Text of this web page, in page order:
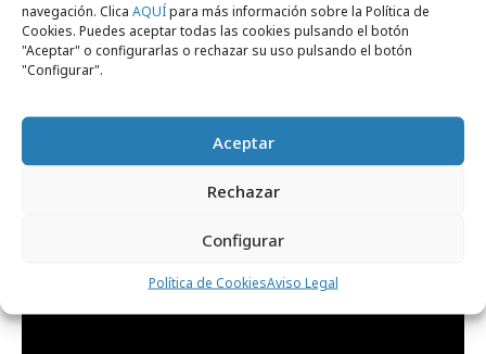
navegación. Clica AQUÍpara más información sobre la Política de
Cookies. Puedes aceptar todas las cookies pulsando el botón
"Aceptar" o configurarlas o rechazar su uso pulsando el botón
"Configurar".
Aceptar
Rechazar
Configurar
Política de CookiesAviso Legal
Prime Day de Amazon monta un buen